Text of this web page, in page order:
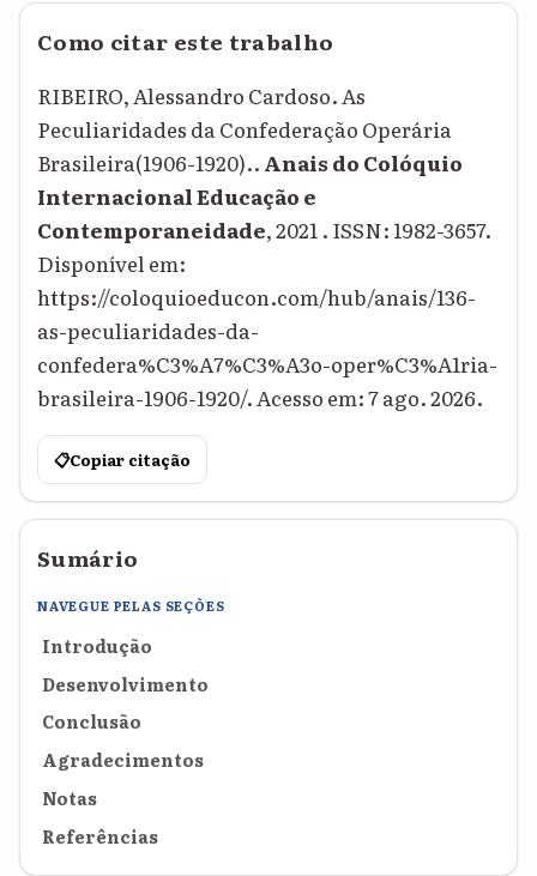
Como citar este trabalho
RIBEIRO, Alessandro Cardoso. As
Peculiaridades da Confederação Operária
Brasileira(1906-1920).. Anais do Colóquio
Internacional Educação e
Contemporaneidade, 2021 . ISSN: 1982-3657.
Disponível em:
https://coloquioeducon.com/hub/anais/136-
as-peculiaridades-da-
confedera%C3%A7%C3%A3o-oper%C3%A1ria-
brasileira-1906-1920/. Acesso em: 7 ago. 2026.
📋Copiar citação
Sumário
NAVEGUE PELAS SEÇÕES
Introdução
Desenvolvimento
Conclusão
Agradecimentos
Notas
Referências